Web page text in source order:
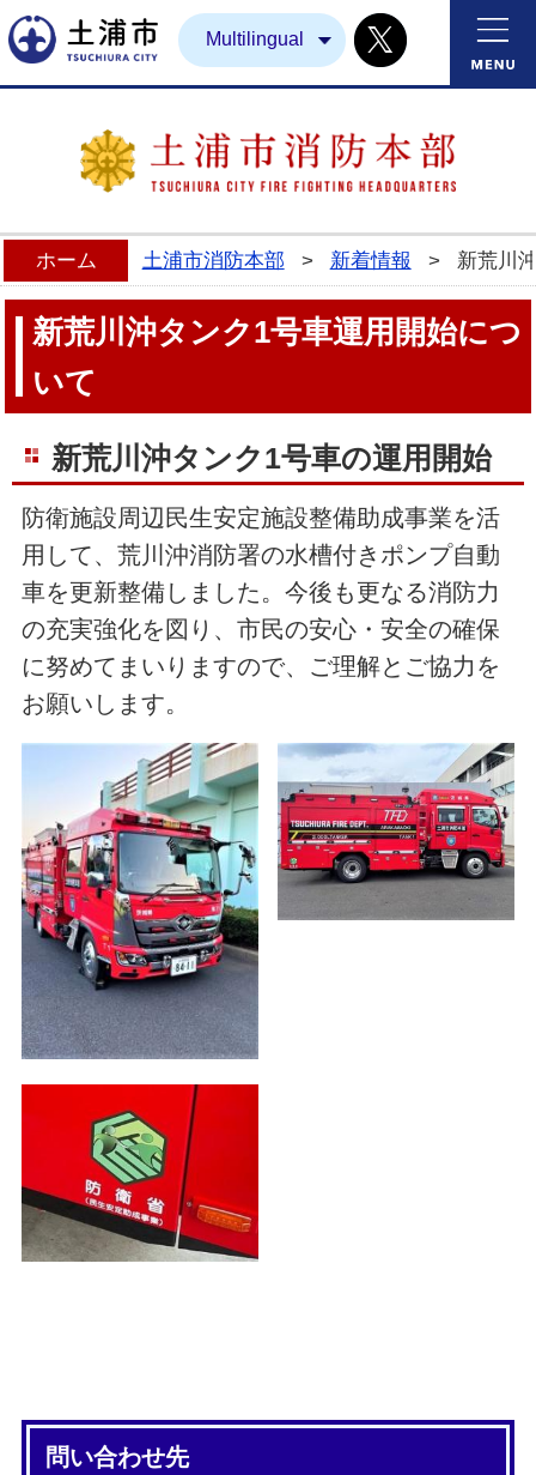
土浦市Multilingual Twitter
ホーム 土浦市消防本部 > 新着情報 > 新荒川
新荒川沖タンク1号車運用開始につ
いて
新荒川沖タンク1号車の運用開始
防衛施設周辺民生安定施設整備助成事業を活
用して、荒川沖消防署の水槽付きポンプ自動
車を更新整備しました。今後も更なる消防力
の充実強化を図り、市民の安心・安全の確保
に努めてまいりますので、ご理解とご協力を
お願いします。
問い合わせ先